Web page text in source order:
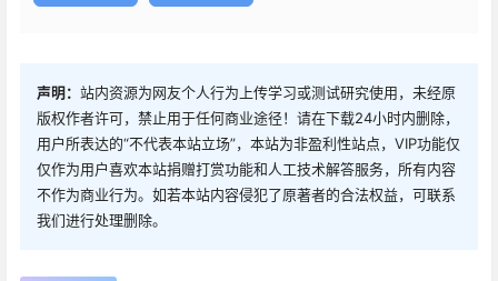
声明： 站内资源为网友个人行为上传学习或测试研究使用，未经原
版权作者许可，禁止用于任何商业途径！请在下载24小时内删除，
用户所表达的“不代表本站立场”，本站为非盈利性站点，VIP功能仅
仅作为用户喜欢本站捐赠打赏功能和人工技术解答服务，所有内容
不作为商业行为。如若本站内容侵犯了原著者的合法权益，可联系
我们进行处理删除。